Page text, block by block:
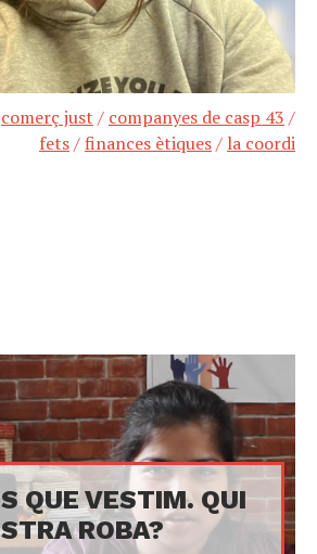
comerç just / companyes de casp 43 /
fets/finances ètiques/ la coordi
QUE VESTIM. QUI
ROBA?